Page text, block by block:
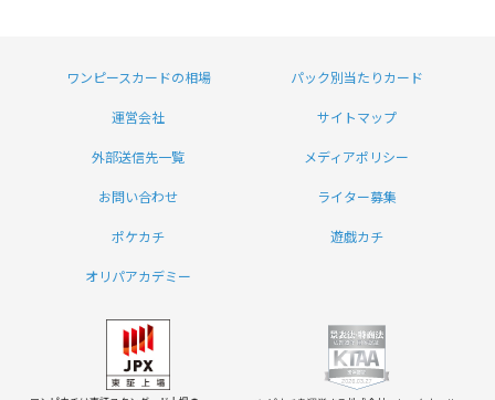
ワンピースカードの相場 パック別当たりカード
運営会社 サイトマップ
外部送信先一覧 メディアポリシー
お問い合わせ ライター募集
ポケカチ 遊戯カチ
オリパアカデミー